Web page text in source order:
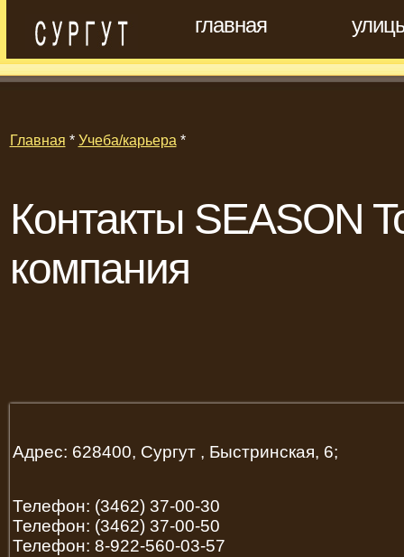
главная
Главная * Учеба/карьера *
Контакты SEASON
компания
Адрес: 628400, Сургут , Быстринская, 6;
Телефон: (3462) 37-00-30
Телефон: (3462) 37-00-50
Телефон: 8-922-560-03-57